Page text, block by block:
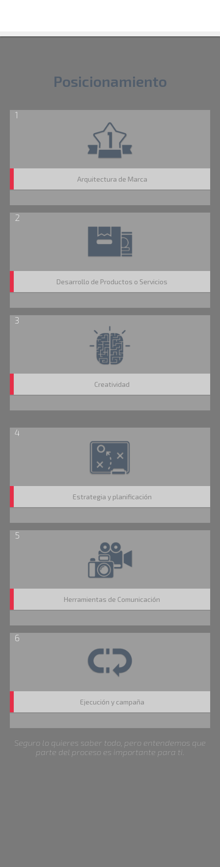
Posicionamiento
1
Arquitectura de Marca
2
Desarrollo de Productos o Servicios
3
Creatividad
4
Estrategia y planificación
5
Herramientas de Comunicación
6
Ejecución y campaña
Seguro lo quieres saber todo, pero entendemos que
parte del proceso es importante para ti.